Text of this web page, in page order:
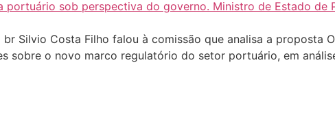
Silvio Costa Filho falou à comissão que analisa a proposta
sobre o novo marco regulatório do setor portuário, em